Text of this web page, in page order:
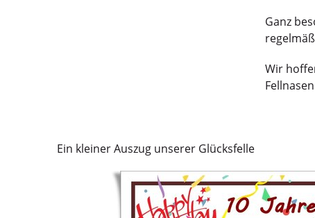
Ganz
Wir
Ein kleiner Auszug unserer Glücksfelle